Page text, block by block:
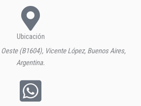
Ubicación
(B1604), Vicente López, Buenos Aires,
Argentina.